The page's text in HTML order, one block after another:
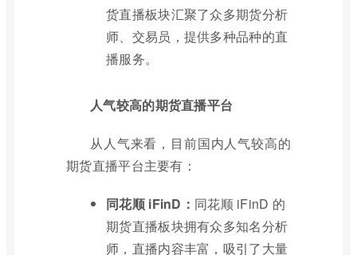
货直播板块汇聚了众多期货分析
师、交易员，提供多种品种的直
播服务。
人气较高的期货直播平台
从人气来看，目前国内人气较高的
期货直播平台主要有：
同花顺 iFinD： 同花顺 iFinD 的
期货直播板块拥有众多知名分析
师，直播内容丰富，吸引了大量